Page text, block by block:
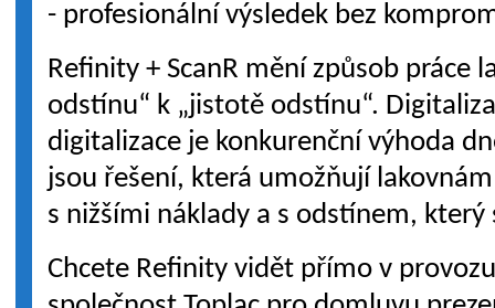
- profesionální výsledek bez
Refinity + ScanR mění způsob práce
odstínu“ k „jistotě odstínu“.
digitalizace je konkurenční výhoda
jsou řešení, která umožňují
s nižšími náklady a s odstínem, který
Chcete Refinity vidět přímo v